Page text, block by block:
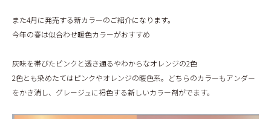
GALLERY
RECRUIT
BLOG
また4月に発売する新カラーのご紹介になります。
今年の春は似合わせ暖色カラーがおすすめ
灰味を帯びたピンクと透き通るやわからなオレンジの2色
2色とも染めたてはピンクやオレンジの暖色系。どちらのカラーもアンダー
をかき消し、グレージュに褐色する新しいカラー剤がでます。